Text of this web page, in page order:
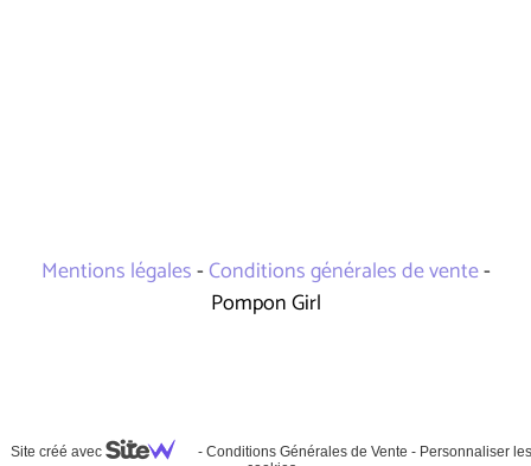
Mentions légales-Conditions générales de vente-
Pompon Girl
Site créé avec - Conditions Générales de Vente - Personnaliser les